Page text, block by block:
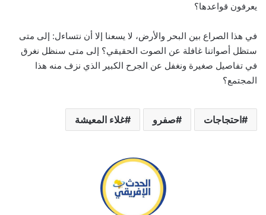
يعرفون قواعدها؟
في هذا الصراع بين البحر والأرض، لا يسعنا إلا أن نتساءل: إلى متى
ستظل أصواتنا غافلة عن الصوت الحقيقي؟ إلى متى سنظل نغرق
في تفاصيل صغيرة ونغفل عن الجرح الكبير الذي نزف منه هذا
المجتمع؟
احتجاجات صفرو غلاء المعيشة